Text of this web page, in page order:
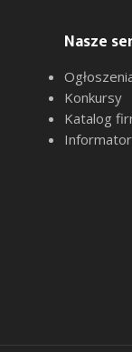
Nasze
Konkursy
Katalog